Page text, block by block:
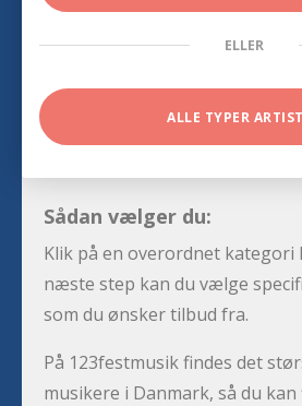
ELLER
ALLE TYPER
Sådan vælger du:
Klik på en overordnet kategori
næste step kan du vælge
som du ønsker tilbud fra.
På 123festmusik findes det
musikere i Danmark, så du